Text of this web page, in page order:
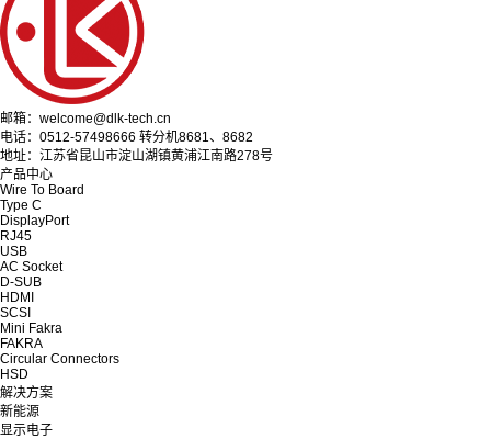
邮箱：welcome@dlk-tech.cn
电话：0512-57498666 转分机8681、8682
地址：江苏省昆山市淀山湖镇黄浦江南路278号
产品中心
Wire To Board
Type C
DisplayPort
RJ45
USB
AC Socket
D-SUB
HDMI
SCSI
Mini Fakra
FAKRA
Circular Connectors
HSD
解决方案
新能源
显示电子